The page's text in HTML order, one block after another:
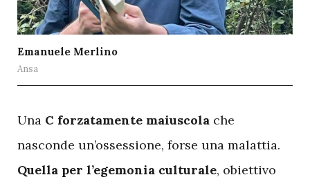
Emanuele Merlino
Ansa
Una C forzatamente maiuscola che
nasconde un’ossessione, forse una malattia.
Quella per l’egemonia culturale, obiettivo